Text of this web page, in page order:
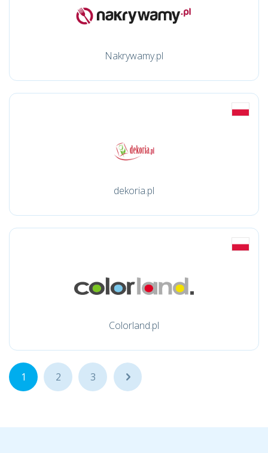
Nakrywamy.pl
dekoria.pl
Colorland.pl
1 2 3 ...